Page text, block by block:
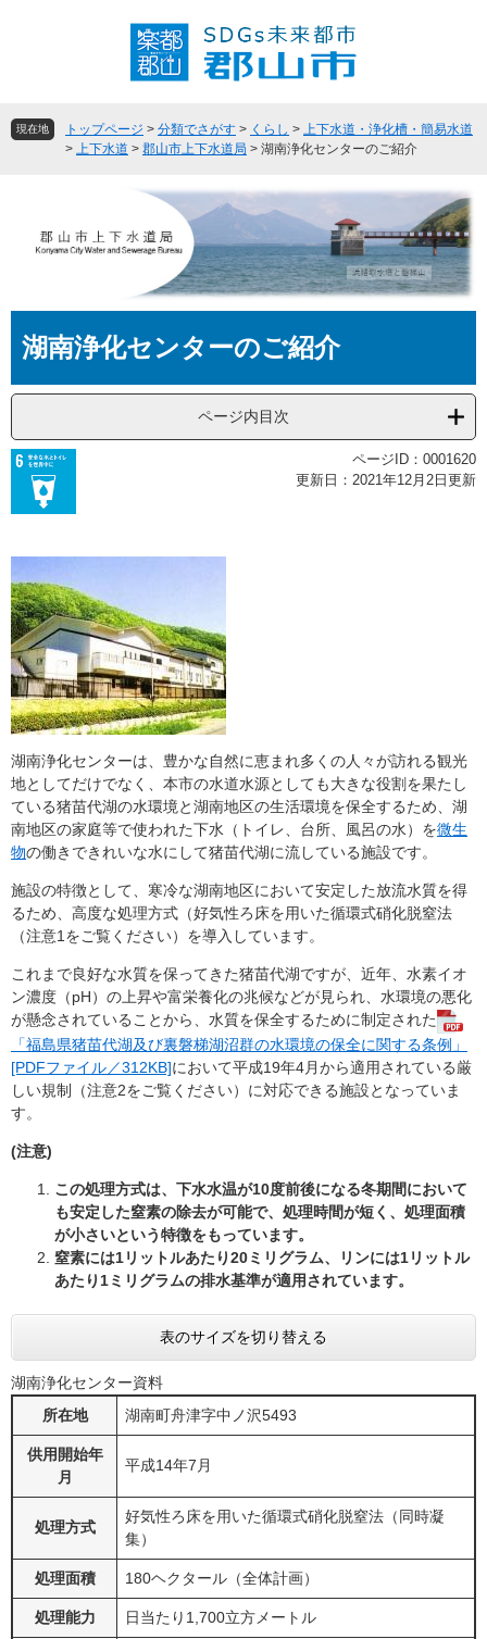
頭
飛現在地 トップページ > 分類でさがす > くらし > 上下水道・浄化槽・簡易水道
> 上下水道 > 郡山市上下水道局 > 湖南浄化センターのご紹介
文湖南浄化センターのご紹介
ページ内目次
ページID：0001620
更新日：2021年12月2日更新
湖南浄化センターは、豊かな自然に恵まれ多くの人々が訪れる観光
地としてだけでなく、本市の水道水源としても大きな役割を果たし
ている猪苗代湖の水環境と湖南地区の生活環境を保全するため、湖
南地区の家庭等で使われた下水（トイレ、台所、風呂の水）を微生
物の働きできれいな水にして猪苗代湖に流している施設です。
施設の特徴として、寒冷な湖南地区において安定した放流水質を得
るため、高度な処理方式（好気性ろ床を用いた循環式硝化脱窒法
（注意1をご覧ください）を導入しています。
これまで良好な水質を保ってきた猪苗代湖ですが、近年、水素イオ
ン濃度（pH）の上昇や富栄養化の兆候などが見られ、水環境の悪化
が懸念されていることから、水質を保全するために制定された
「福島県猪苗代湖及び裏磐梯湖沼群の水環境の保全に関する条例」
[PDFファイル／312KB]において平成19年4月から適用されている厳
しい規制（注意2をご覧ください）に対応できる施設となっていま
す。
(注意)
この処理方式は、下水水温が10度前後になる冬期間において
も安定した窒素の除去が可能で、処理時間が短く、処理面積
が小さいという特徴をもっています。
窒素には1リットルあたり20ミリグラム、リンには1リットル
あたり1ミリグラムの排水基準が適用されています。
表のサイズを切り替える
湖南浄化センター資料
所在地
湖南町舟津字中ノ沢5493
供用開始年
月
平成14年7月
処理方式
好気性ろ床を用いた循環式硝化脱窒法（同時凝
集）
処理面積 180ヘクタール（全体計画）
処理能力 日当たり1,700立方メートル